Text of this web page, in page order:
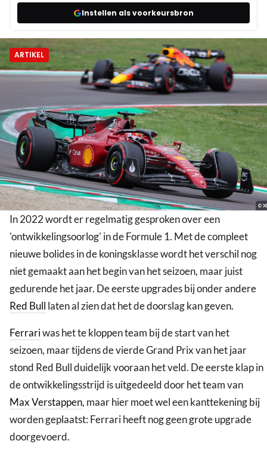
Instellen als voorkeursbron
ARTIKEL
©
In 2022 wordt er regelmatig gesproken over een
'ontwikkelingsoorlog' in de Formule 1. Met de compleet
nieuwe bolides in de koningsklasse wordt het verschil nog
niet gemaakt aan het begin van het seizoen, maar juist
gedurende het jaar. De eerste upgrades bij onder andere
Red Bull laten al zien dat het de doorslag kan geven.
Ferrariwas het te kloppen team bij de start van het
seizoen, maar tijdens de vierde Grand Prix van het jaar
stond Red Bull duidelijk vooraan het veld. De eerste klap in
de ontwikkelingsstrijd is uitgedeeld door het team van
Max Verstappen, maar hier moet wel een kanttekening bij
worden geplaatst: Ferrari heeft nog geen grote upgrade
doorgevoerd.